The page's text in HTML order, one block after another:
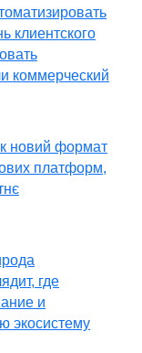
клиентского
коммерческий
новий формат
платформ,
где
и
экосистему